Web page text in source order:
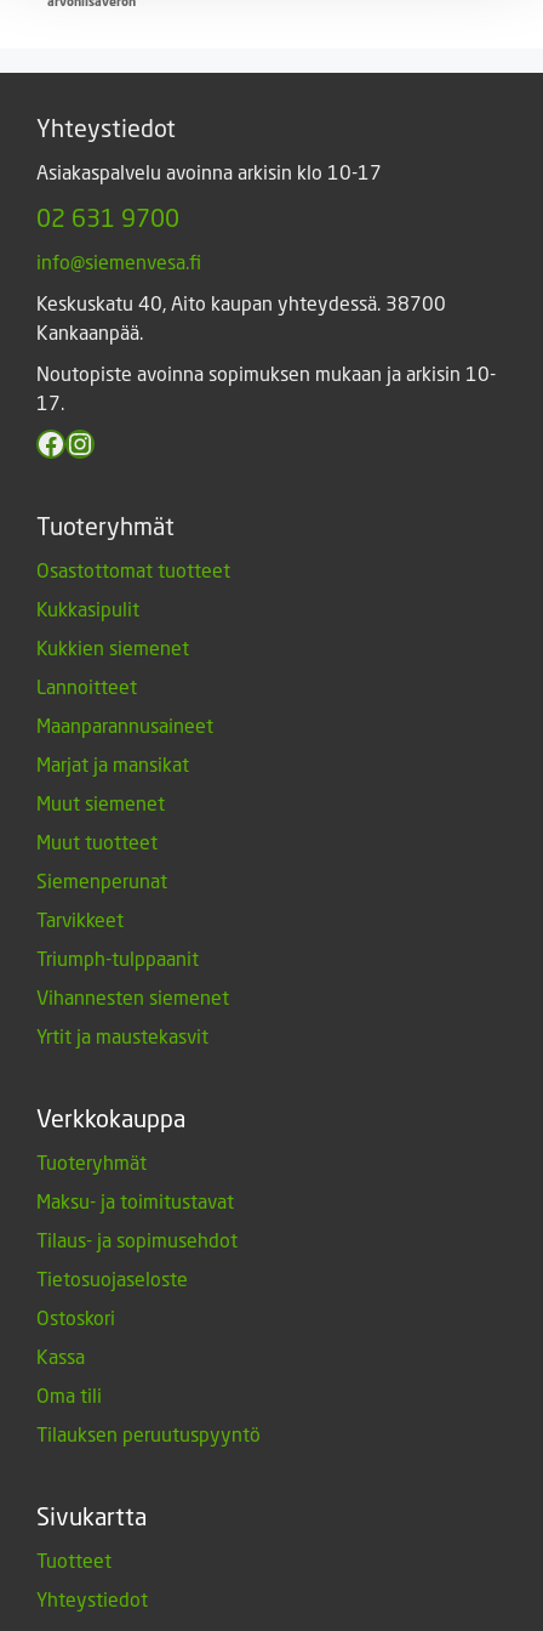
Yhteystiedot
Asiakaspalvelu avoinna arkisin klo 10-17
02 631 9700
info@siemenvesa.fi
Keskuskatu 40, Aito kaupan yhteydessä. 38700
Kankaanpää.
Noutopiste avoinna sopimuksen mukaan ja arkisin 10-
17.
Facebook
Instagram
Tuoteryhmät
Osastottomat tuotteet
Kukkasipulit
Kukkien siemenet
Lannoitteet
Maanparannusaineet
Marjat ja mansikat
Muut siemenet
Muut tuotteet
Siemenperunat
Tarvikkeet
Triumph-tulppaanit
Vihannesten siemenet
Yrtit ja maustekasvit
Verkkokauppa
Tuoteryhmät
Maksu- ja toimitustavat
Tilaus- ja sopimusehdot
Tietosuojaseloste
Ostoskori
Kassa
Oma tili
Tilauksen peruutuspyyntö
Sivukartta
Tuotteet
Yhteystiedot